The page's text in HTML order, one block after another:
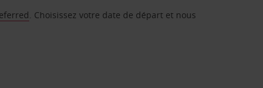
. Choisissez votre date de départ et nous